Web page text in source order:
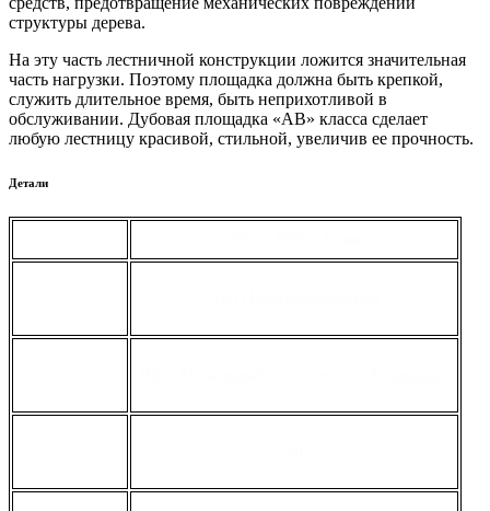
структуры дерева.
На эту часть лестничной конструкции ложится значительная
часть нагрузки. Поэтому площадка должна быть крепкой,
служить длительное время, быть неприхотливой в
обслуживании. Дубовая площадка «АВ» класса сделает
любую лестницу красивой, стильной, увеличив ее прочность.
Детали